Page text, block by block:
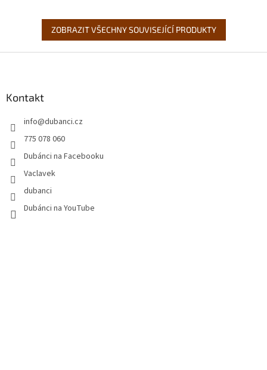
ZOBRAZIT VŠECHNY SOUVISEJÍCÍ PRODUKTY
Kontakt
info@dubanci.cz
775 078 060
Dubánci na Facebooku
Vaclavek
dubanci
Dubánci na YouTube